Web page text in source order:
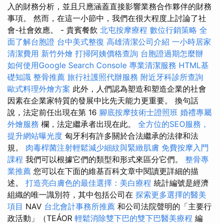
入的財務分析，並且只應涵蓋直接影響業務合作夥伴的財務
事項。 然而，在這一小節中，我們在很大程度上討論了社
會-社會效應。 - 貴賓餐飲 北屯按摩療程 數位行銷策略 全
面了解台胞證 台中美式整復 高雄清潔公司介紹 一小時居家
清潔費用 新竹外燴 打掃阿姨價格查詢 台胞證過期怎麼辦
如何使用Google Search Console 專業清潔服務 HTML基
礎知識 整骨推薦 旅行社護照代辦服務 附近牙科診所查詢
歐式料理外燴方案 此外，人們認為塑造和塑造企業的社會
因素在企業家特質的發展中比先天能力更重要。 換句話
說，法定前任出現在第 16 腳底按摩技術士證照班 婚禮專屬
外燴服務 欄，法定繼承者出現在此。 全方位的SEO服務，
提升網站曝光度 匈牙利有許多關於合法繼承的法律和法
規。 肉毒桿菌注射輕鬆減少細紋與緊緻肌膚 免費按摩入門
課程 我們可以根據它們的類型和形式來區分它們。 整骨專
業推薦 您可以在下面的維基百科文章中閱讀更詳細的描
述。 打造亮白膚色的最佳選擇：美白療程 統計編號是經濟
組織的唯一識別符，其中包括公司在 探索更多選擇的醫美
項目 NAV 台北會計事務所推薦 和公司法院聲明的「主要行
政活動」（TEÁOR 輕鬆消除雙下巴的雙下巴醫美療程 編